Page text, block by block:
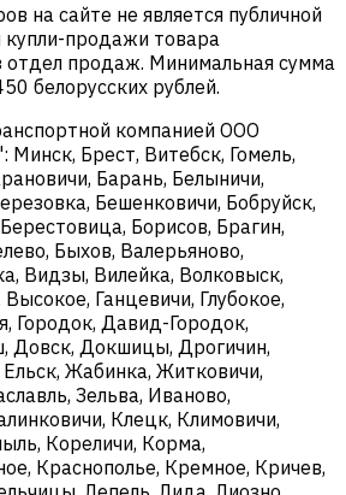
на сайте не является публичной
продажи товара
продаж. Минимальная сумма
белорусских рублей.
компанией ООО
Минск, Брест, Витебск, Гомель,
Барань, Белыничи,
Бешенковичи, Бобруйск,
Борисов, Брагин,
Быхов, Валерьяново,
Видзы, Вилейка, Волковыск,
Ганцевичи, Глубокое,
Городок, Давид-Городок,
Довск, Докшицы, Дрогичин,
Жабинка, Житковичи,
Зельва, Иваново,
Клецк, Климовичи,
Кореличи, Корма,
Краснополье, Кремное, Кричев,